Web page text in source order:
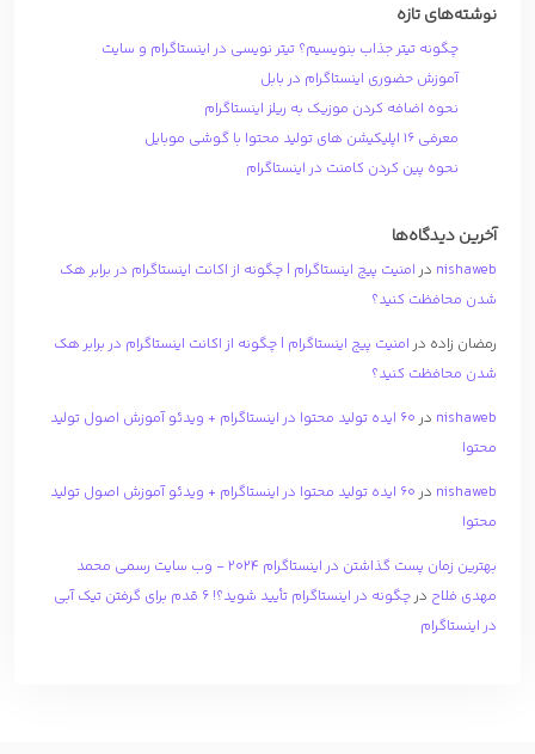
نوشته‌های تازه
چگونه تیتر جذاب بنویسیم؟ تیتر نویسی در اینستاگرام و سایت
آموزش حضوری اینستاگرام در بابل
نحوه اضافه کردن موزیک به ریلز اینستاگرام
معرفی 16 اپلیکیشن های تولید محتوا با گوشی موبایل
نحوه پین کردن کامنت در اینستاگرام
آخرین دیدگاه‌ها
nishaweb در امنیت پیج اینستاگرام | چگونه از اکانت اینستاگرام در برابر هک
شدن محافظت کنید؟
رمضان زاده در امنیت پیج اینستاگرام | چگونه از اکانت اینستاگرام در برابر هک
شدن محافظت کنید؟
nishaweb در
۶۰ ایده تولید محتوا در اینستاگرام + ویدئو آموزش اصول تولید
محتوا
nishaweb در
۶۰ ایده تولید محتوا در اینستاگرام + ویدئو آموزش اصول تولید
محتوا
بهترین زمان پست گذاشتن در اینستاگرام 2024 - وب سایت رسمی محمد
مهدی فلاح در
چگونه در اینستاگرام تأیید شوید؟! 6 قدم برای گرفتن تیک آبی
در اینستاگرام